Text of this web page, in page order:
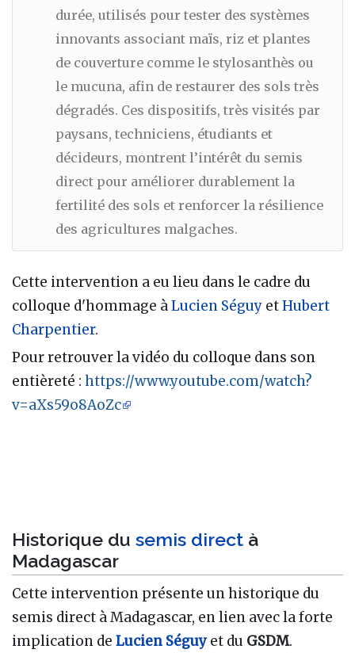
durée, utilisés pour tester des systèmes
innovants associant maïs, riz et plantes
de couverture comme le stylosanthès ou
le mucuna, afin de restaurer des sols très
dégradés. Ces dispositifs, très visités par
paysans, techniciens, étudiants et
décideurs, montrent l’intérêt du semis
direct pour améliorer durablement la
fertilité des sols et renforcer la résilience
des agricultures malgaches.
Cette intervention a eu lieu dans le cadre du
colloque d'hommage àLucien Séguy etHubert
Charpentier.
Pour retrouver la vidéo du colloque dans son
entièreté : https://www.youtube.com/watch?
v=aXs59o8AoZc
Historique du semis direct à
Madagascar
Cette intervention présente un historique du
semis direct à Madagascar, en lien avec la forte
implication de Lucien Séguy et du GSDM.